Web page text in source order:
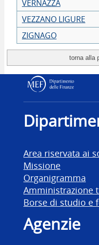
VERNAZZA
VEZZANO LIGURE
ZIGNAGO
Area riservata ai
Missione
Organigramma
Amministrazione
Borse di studio e
Agenzie